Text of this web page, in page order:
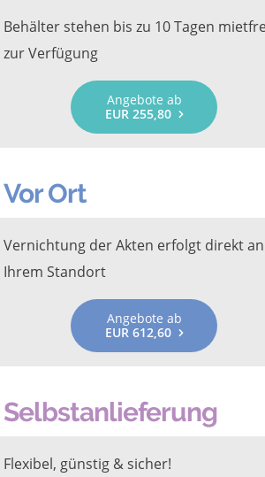
Behälter stehen bis zu 10 Tagen
zur Verfügung
Angebote ab
EUR 255,80
Vor Ort
Vernichtung der Akten erfolgt direkt an
Ihrem Standort
Angebote ab
EUR 612,60
Selbstanlieferung
Flexibel, günstig & sicher!